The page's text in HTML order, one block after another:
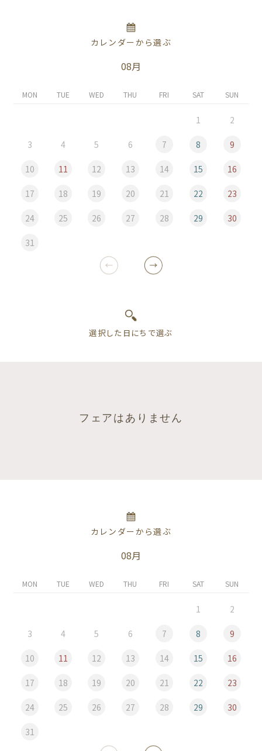
カレンダーから選ぶ
08月
MON TUE WED THU FRI SAT SUN
1 2
3 4 5 6 7 8 9
10 11 12 13 14 15 16
17 18 19 20 21 22 23
24 25 26 27 28 29 30
31
フェアはありません
カレンダーから選ぶ
08月
MON TUE WED THU FRI SAT SUN
1 2
3 4 5 6 7 8 9
10 11 12 13 14 15 16
17 18 19 20 21 22 23
24 25 26 27 28 29 30
31